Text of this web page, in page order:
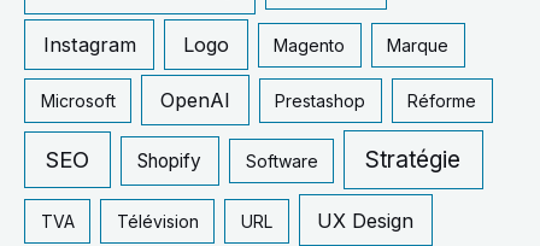
Instagram Logo Magento Marque
Microsoft OpenAI Prestashop Réforme
SEO Shopify Software Stratégie
TVA Télévision URL UX Design